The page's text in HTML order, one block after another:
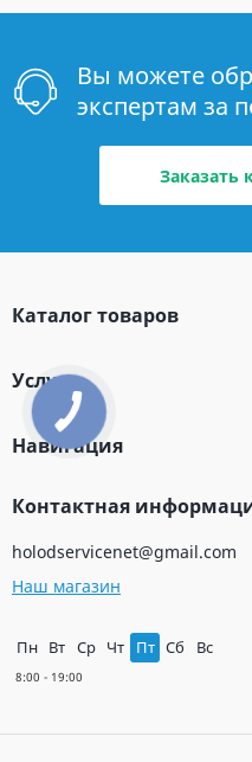
Вы можете
экспертам за
Заказать
Каталог товаров
Услуги
Навигация
Контактная
holodservicenet@gmail.com
Наш магазин
Пн Вт Ср Чт Пт Сб Вс